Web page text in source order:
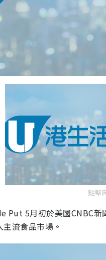
點擊
Put 5月初於美國CNBC
流食品市場。